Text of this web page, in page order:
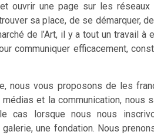
et ouvrir une page sur les
sa place, de se démarquer,
de l’Art, il y a tout un travail à
efficacement,
nous vous proposons de les
et la communication, nous
cas lorsque nous nous
une fondation. Nous